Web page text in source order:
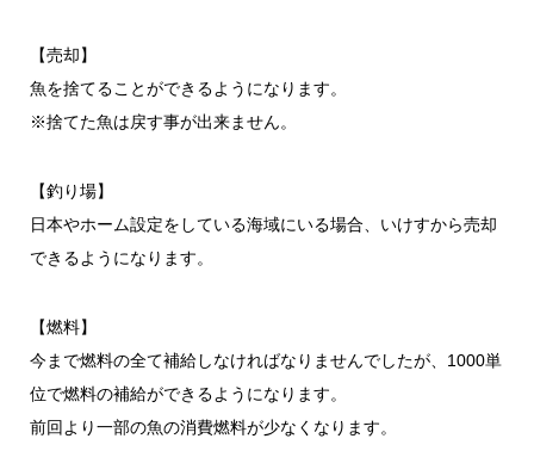
【売却】
魚を捨てることができるようになります。
※捨てた魚は戻す事が出来ません。
【釣り場】
日本やホーム設定をしている海域にいる場合、いけすから売却
できるようになります。
【燃料】
今まで燃料の全て補給しなければなりませんでしたが、1000単
位で燃料の補給ができるようになります。
前回より一部の魚の消費燃料が少なくなります。